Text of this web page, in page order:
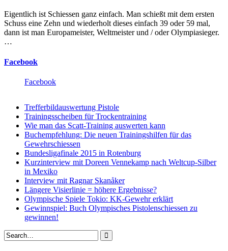
Eigentlich ist Schiessen ganz einfach. Man schießt mit dem ersten
Schuss eine Zehn und wiederholt dieses einfach 39 oder 59 mal,
dann ist man Europameister, Weltmeister und / oder Olympiasieger.
…
Facebook
Facebook
Trefferbildauswertung Pistole
Trainingsscheiben für Trockentraining
Wie man das Scatt-Training auswerten kann
Buchempfehlung: Die neuen Trainingshilfen für das
Gewehrschiessen
Bundesligafinale 2015 in Rotenburg
Kurzinterview mit Doreen Vennekamp nach Weltcup-Silber
in Mexiko
Interview mit Ragnar Skanåker
Längere Visierlinie = höhere Ergebnisse?
Olympische Spiele Tokio: KK-Gewehr erklärt
Gewinnspiel: Buch Olympisches Pistolenschiessen zu
gewinnen!